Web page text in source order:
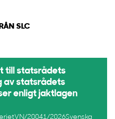
SLC
till statsrådets
av statsrådets
enligt jaktlagen
20041/2026Svenska